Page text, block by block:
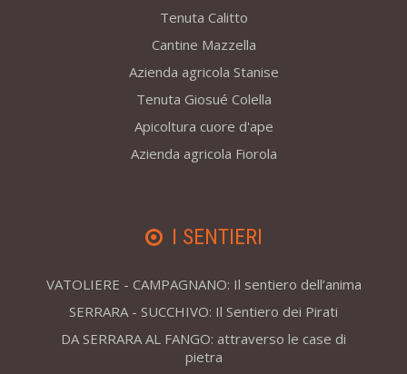
Tenuta Calitto
Cantine Mazzella
Azienda agricola Stanise
Tenuta Giosué Colella
Apicoltura cuore d'ape
Azienda agricola Fiorola
I SENTIERI
VATOLIERE - CAMPAGNANO: Il sentiero dell’anima
SERRARA - SUCCHIVO: Il Sentiero dei Pirati
DA SERRARA AL FANGO: attraverso le case di
pietra